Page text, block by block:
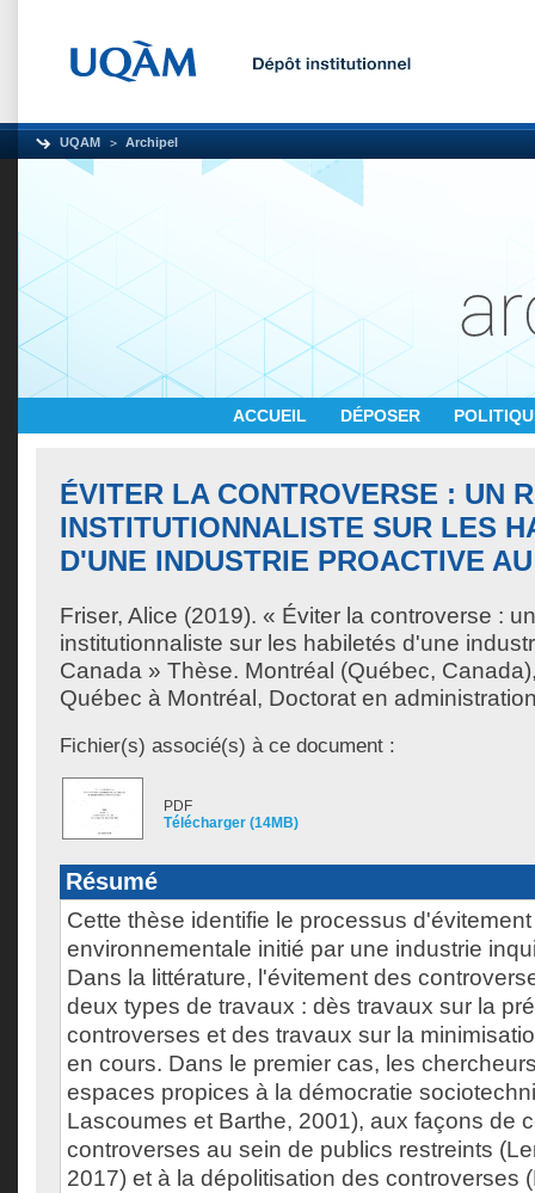
UQAM Archipel
ACCUEIL DÉPOSER
ÉVITER LA CONTROVERSE : UN
INSTITUTIONNALISTE SUR LES
D'UNE INDUSTRIE PROACTIVE
Friser, Alice (2019). « Éviter la controverse :
institutionnaliste sur les habiletés d'une
Canada » Thèse. Montréal (Québec,
Québec à Montréal, Doctorat en
Fichier(s) associé(s) à ce document :
PDF
Télécharger (14MB)
Résumé
Cette thèse identifie le processus
environnementale initié par une industrie
Dans la littérature, l'évitement des
deux types de travaux : dès travaux sur la
controverses et des travaux sur la
en cours. Dans le premier cas, les
espaces propices à la démocratie
Lascoumes et Barthe, 2001), aux façons de
controverses au sein de publics restreints
2017) et à la dépolitisation des controverses